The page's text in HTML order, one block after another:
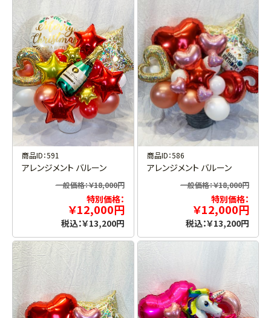
商品ID：591
アレンジメント バルーン
一般価格：￥18,000円
特別価格：
￥12,000円
税込：￥13,200円
商品ID：586
アレンジメント バルーン
一般価格：￥18,000円
特別価格：
￥12,000円
税込：￥13,200円